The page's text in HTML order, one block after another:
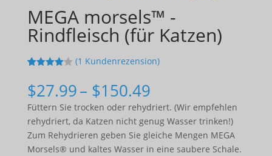
MEGA morsels™ -
Rindfleisch (für Katzen)
basieren
d auf
Kundenre
zension
(1 Kundenrezension)
$27.99– $150.49Preisspanne:
$27.99
bis
$150.49
Füttern Sie trocken oder rehydriert. (Wir empfehlen
rehydriert, da Katzen nicht genug Wasser trinken!)
Zum Rehydrieren geben Sie gleiche Mengen MEGA
Morsels® und kaltes Wasser in eine saubere Schale.